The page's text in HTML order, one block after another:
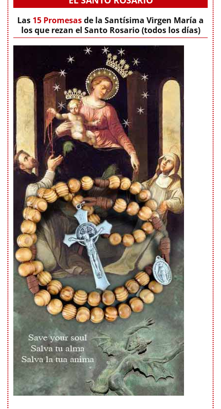
Las 15 Promesasde la Santísima Virgen María a
los que rezan el Santo Rosario (todos los días)